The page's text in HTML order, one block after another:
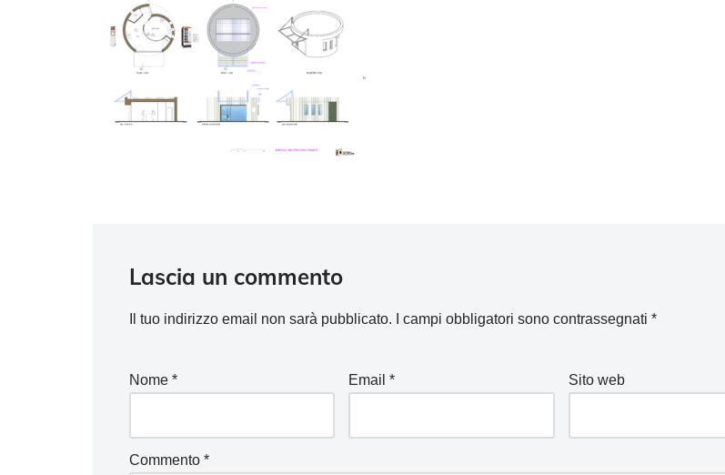
Lascia un commento
Il tuo indirizzo email non sarà pubblicato. I campi obbligatori sono contrassegnati *
Nome * Email* Sito web
Commento *